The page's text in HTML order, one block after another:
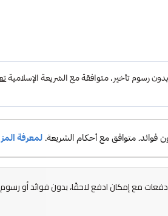
وقسّمها على 5 دفعات مع إمكان ادفع لاحقًا، بدون فوائد أو رسوم